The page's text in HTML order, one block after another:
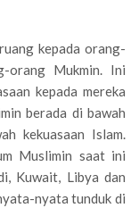
kepada orang-
orang Mukmin. Ini
kepada mereka
berada di bawah
kekuasaan Islam.
Muslimin saat ini
Kuwait, Libya dan
nyata tunduk di